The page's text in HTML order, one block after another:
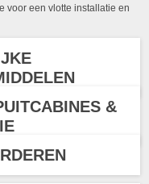
voor een vlotte installatie en
&